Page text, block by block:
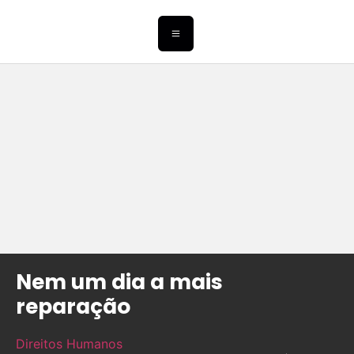
Nem um dia a mais
reparação
Direitos Humanos